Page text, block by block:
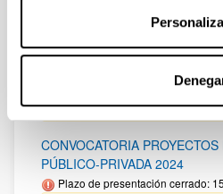
Corrección error material
concedidas y denegadas (27/05/
errores a la Resolucion definitiva
concedidas y denegadas (27/02/
CONVOCATORIA
PÚBLICO-PRIVADA 2024
Plazo de presentación cerrado: